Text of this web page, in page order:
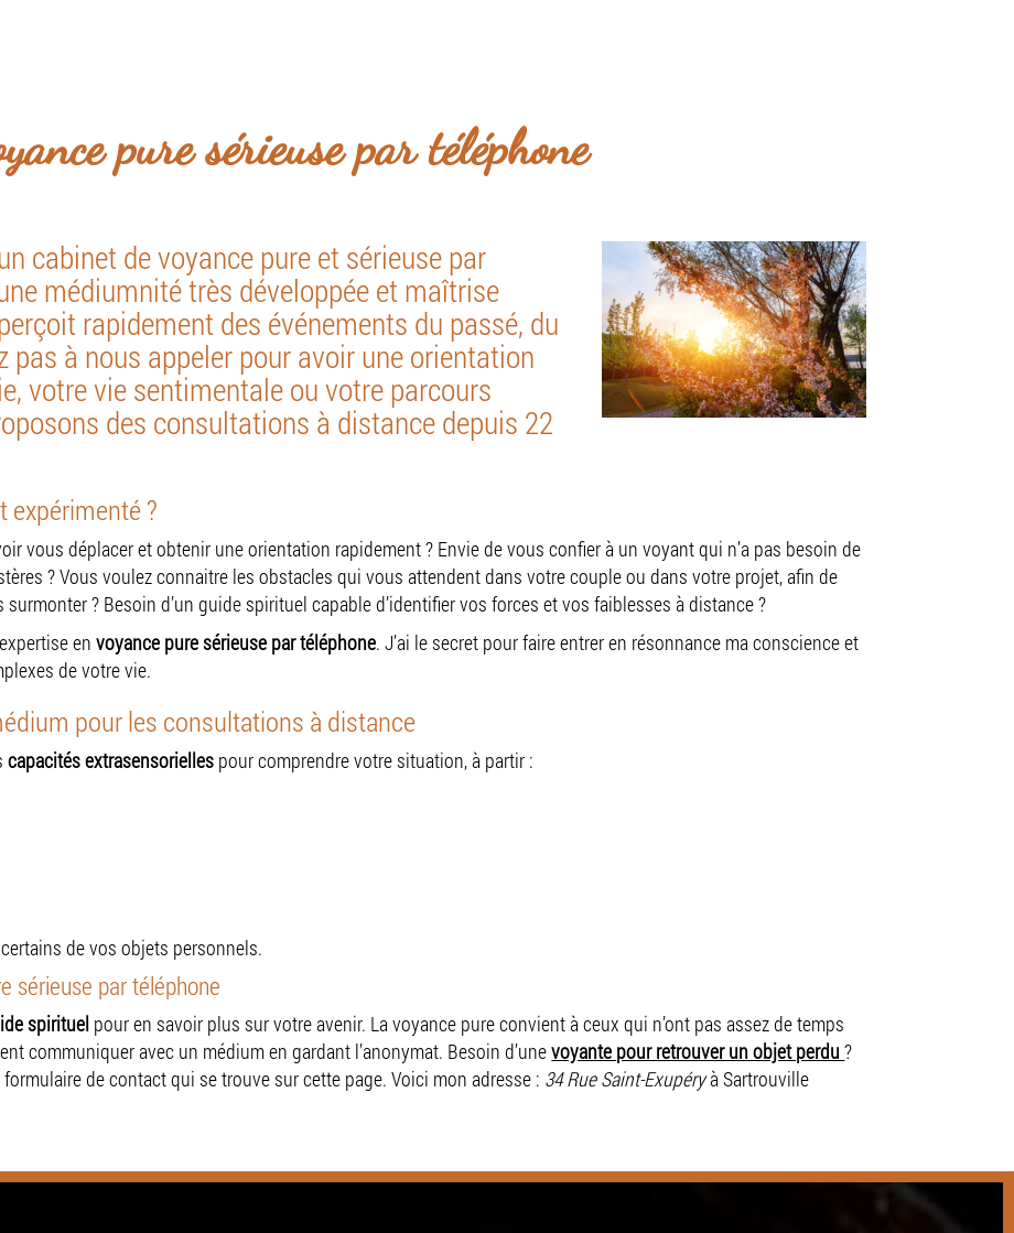
pure sérieuse par téléphone
cabinet de voyance pure et sérieuse par
médiumnité très développée et maîtrise
rapidement des événements du passé, du
pas à nous appeler pour avoir une orientation
votre vie sentimentale ou votre parcours
des consultations à distance depuis 22
expérimenté ?
vous déplacer et obtenir une orientation rapidement ? Envie de vous confier à un voyant qui n’a pas besoin de
? Vous voulez connaitre les obstacles qui vous attendent dans votre couple ou dans votre projet, afin de
? Besoin d’un guide spirituel capable d’identifier vos forces et vos faiblesses à distance ?
envoyance pure sérieuse par téléphone. J’ai le secret pour faire entrer en résonnance ma conscience et
de votre vie.
pour les consultations à distance
capacités extrasensorielles pour comprendre votre situation, à partir :
de vos objets personnels.
sérieuse par téléphone
spirituel pour en savoir plus sur votre avenir. La voyance pure convient à ceux qui n’ont pas assez de temps
communiquer avec un médium en gardant l’anonymat. Besoin d’unevoyante pour retrouver un objet perdu?
de contact qui se trouve sur cette page. Voici mon adresse : 34 Rue Saint-Exupéryà Sartrouville